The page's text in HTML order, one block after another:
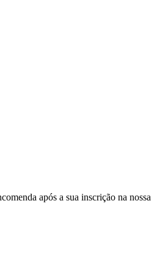
após a sua inscrição na nossa